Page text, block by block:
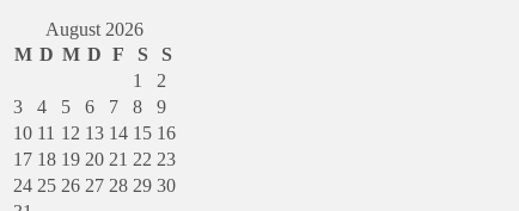
August 2026
M D M D F S
S
1
2
3
4 5 6 7 8
9
10 11 12 13 14 15 16
17 18 19 20 21 22 23
24 25 26 27 28 29 30